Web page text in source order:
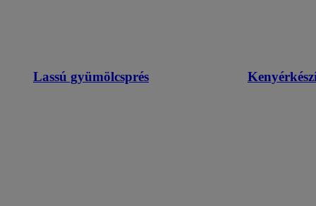
Lassú gyümölcsprés